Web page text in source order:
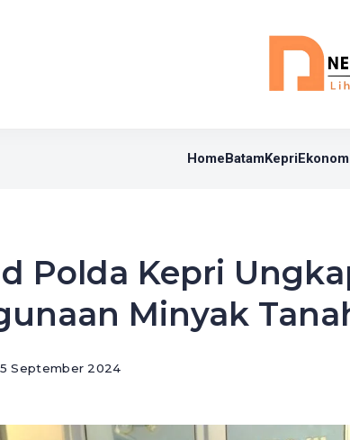
HomeBatamKepri
Polda Kepri
Minyak
September 2024